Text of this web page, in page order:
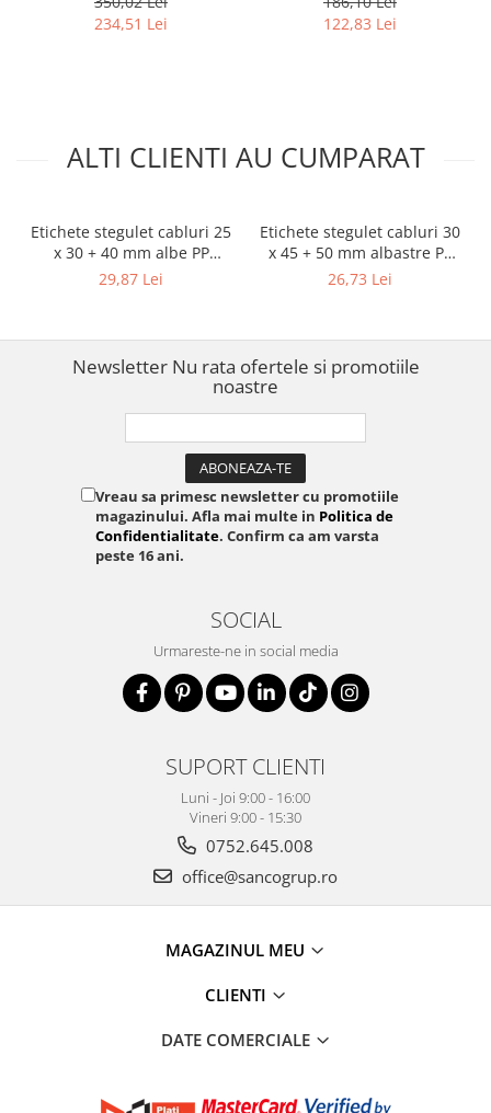
mecanica fina, instalatii
sanitare, biciclete si
234,51 Lei
multicomponent, 160 mm,
fabricat in Germania 03 06
122,83 Lei
ALTI CLIENTI AU CUMPARAT
Etichete stegulet cabluri 25
x 30 + 40 mm albe PP
pentru imprimante AIMO și
29,87 Lei
Etichete stegulet cabluri 30
x 45 + 50 mm albastre PP
pentru imprimante AIMO și
26,73 Lei
Newsletter Nu rata ofertele si promotiile
noastre
Vreau sa primesc newsletter cu promotiile
magazinului. Afla mai multe in Politica de
Confidentialitate. Confirm ca am varsta
peste 16 ani.
SOCIAL
Urmareste-ne in social media
SUPORT CLIENTI
Luni - Joi 9:00 - 16:00
Vineri 9:00 - 15:30
0752.645.008
office@sancogrup.ro
MAGAZINUL MEU
CLIENTI
DATE COMERCIALE